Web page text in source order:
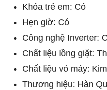
Khóa trẻ em: Có
Hẹn giờ: Có
Công nghệ Inverter:
Chất liệu lồng giặt:
Chất liệu vỏ máy:
Thương hiệu: Hàn